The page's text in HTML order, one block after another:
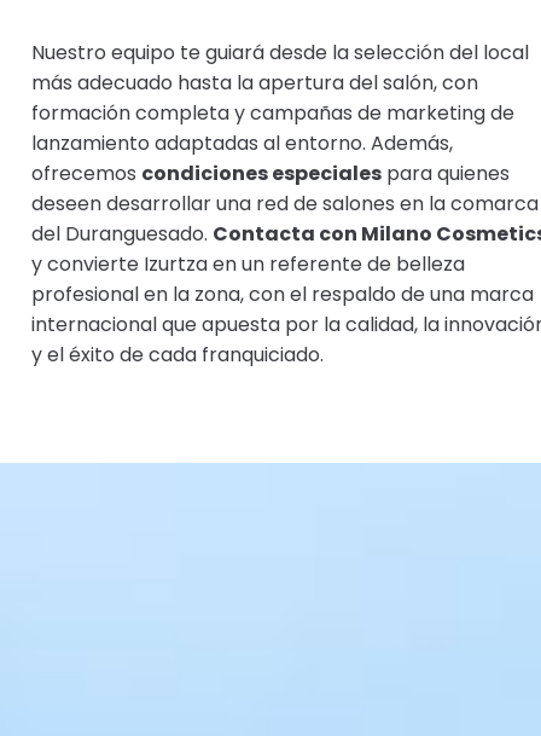
Nuestro equipo te guiará desde la selección del local
más adecuado hasta la apertura del salón, con
formación completa y campañas de marketing de
lanzamiento adaptadas al entorno. Además,
ofrecemos condiciones especialespara quienes
deseen desarrollar una red de salones en la comarca
del Duranguesado. Contacta con Milano
y convierte Izurtza en un referente de belleza
profesional en la zona, con el respaldo de una marca
internacional que apuesta por la calidad, la
y el éxito de cada franquiciado.